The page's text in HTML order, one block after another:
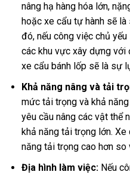
nâng hạ hàng hóa lớn,
hoặc xe cẩu tự hành sẽ
đó, nếu công việc chủ
các khu vực xây dựng với
xe cẩu bánh lốp sẽ là sự
Khả năng nâng và tải
mức tải trọng và khả
yêu cầu nâng các vật thể
khả năng tải trọng lớn.
năng tải trọng cao hơn so
Địa hình làm việc: Nếu